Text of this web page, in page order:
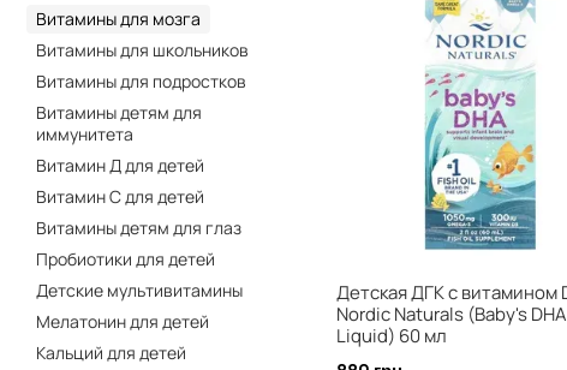
Детская ДГК с витамином
Nordic Naturals (Baby's DHA
Liquid) 60 мл
Витамины для мозга
Витамины для школьников
Витамины для подростков
Витамины детям для
иммунитета
Витамин Д для детей
Витамин C для детей
Витамины детям для глаз
Пробиотики для детей
Детские мультивитамины
Мелатонин для детей
Кальций для детей